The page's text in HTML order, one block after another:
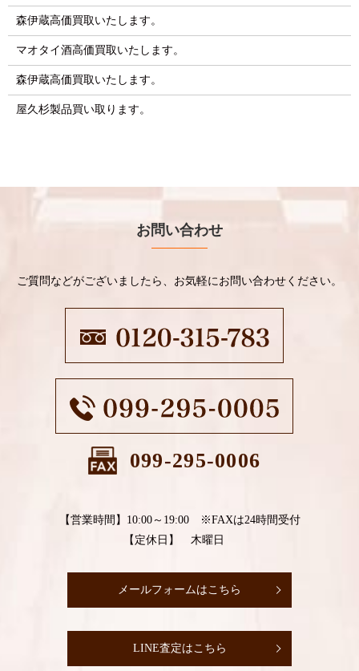
森伊蔵高価買取いたします。
マオタイ酒高価買取いたします。
森伊蔵高価買取いたします。
屋久杉製品買い取ります。
お問い合わせ
ご質問などがございましたら、お気軽にお問い合わせください。
099-295-0006
【営業時間】10:00～19:00 ※FAXは24時間受付
【定休日】 木曜日
メールフォームはこちら
LINE査定はこちら